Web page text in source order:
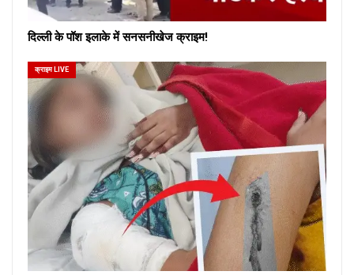
दिल्ली के पॉश इलाके में सनसनीखेज क्राइम!
क्राइम LIVE